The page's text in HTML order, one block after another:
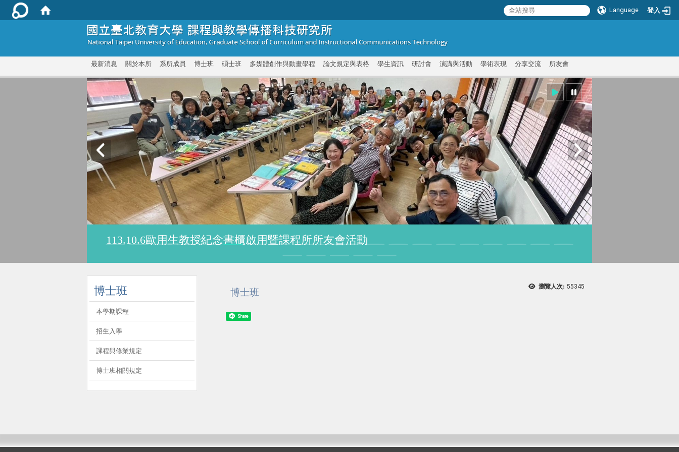
Language 登入
最新消息 關於本所 系所成員 博士班 碩士班 多媒體創作與動畫學程 論文規定與表格 學生資訊 研討會 演講與活動 學術表現 分享交流 所友會
113.10.6歐用生教授紀念書櫃啟用暨課程所所友會活動
博士班
本學期課程
招生入學
課程與修業規定
博士班相關規定
瀏覽人次: 55345
博士班
Share